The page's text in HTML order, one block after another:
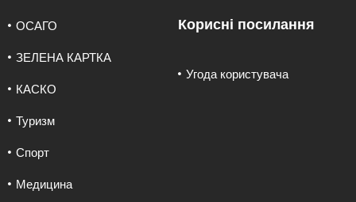
ОСАГО
ЗЕЛЕНА КАРТКА
КАСКО
Туризм
Спорт
Медицина
Корисні посилання
Угода користувача